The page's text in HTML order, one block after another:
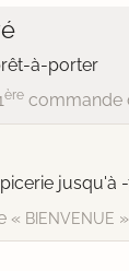
à-porter
èrecommande
jusqu'à
« BIENVENUE